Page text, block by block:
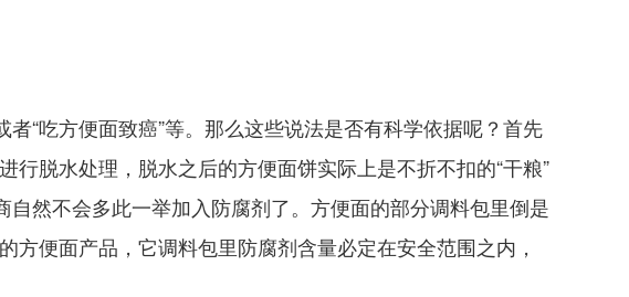
“吃方便面致癌”等。那么这些说法是否有科学依据呢？首先
脱水处理，脱水之后的方便面饼实际上是不折不扣的“干粮”
然不会多此一举加入防腐剂了。方便面的部分调料包里倒是
便面产品，它调料包里防腐剂含量必定在安全范围之内，